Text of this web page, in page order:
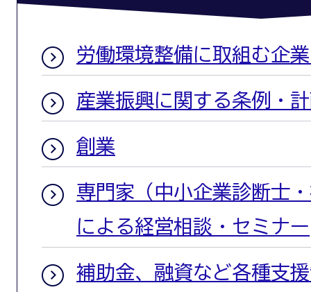
労働環境整備に取組む企
産業振興に関する条例・
創業
専門家（中小企業診断士
による経営相談・セミナー
補助金、融資など各種支